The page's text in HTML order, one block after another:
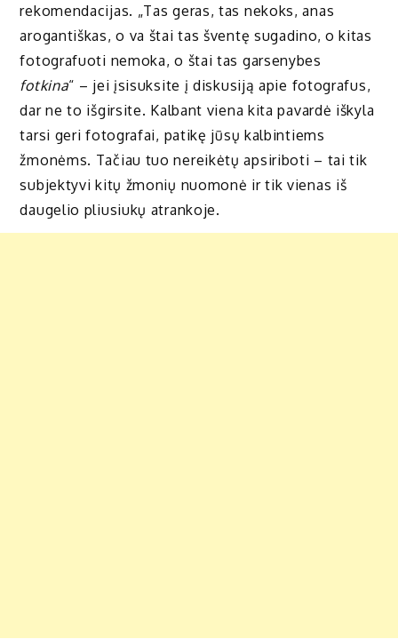
rekomendacijas. „Tas geras, tas nekoks, anas
arogantiškas, o va štai tas šventę sugadino, o kitas
fotografuoti nemoka, o štai tas garsenybes
fotkina“ – jei įsisuksite į diskusiją apie fotografus,
dar ne to išgirsite. Kalbant viena kita pavardė iškyla
tarsi geri fotografai, patikę jūsų kalbintiems
žmonėms. Tačiau tuo nereikėtų apsiriboti – tai tik
subjektyvi kitų žmonių nuomonė ir tik vienas iš
daugelio pliusiukų atrankoje.